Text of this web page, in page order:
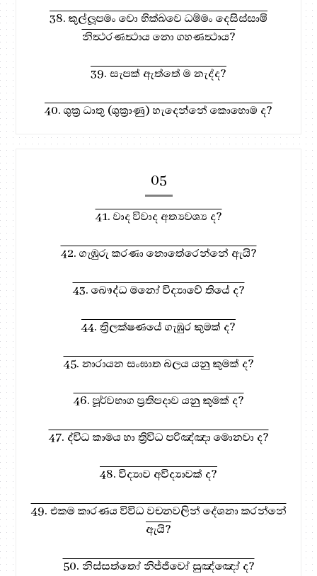
38. කුල්ලූපමං වො භික්‍ඛවෙ ධම්මං දෙසිස්සාමි
නිත්‍ථරණත්‍ථාය නො ගහණත්‍ථාය?
39. සැපක් ඇත්තේ ම නැද්ද?
40. ශුක්‍ර ධාතු (ශුක්‍රාණු) හැදෙන්නේ කොහොම ද?
05
41. වාද විවාද අත්‍යවශ්‍ය ද?
42. ගැඹුරු කරණා නොතේරෙන්නේ ඇයි?
43. බෞද්ධ මනෝ විද්‍යාවේ තියේ ද?
44. ත්‍රිලක්ෂණයේ ගැඹුර කුමක් ද?
45. නාරායන සංඝාත බලය යනු කුමක් ද?
46. පූර්වභාග ප්‍රතිපදාව යනු කුමක් ද?
47. ද්විධ කාමය හා ත්‍රිවිධ පරිඤ්ඤා මොනවා ද?
48. විද්‍යාව අවිද්‍යාවක් ද?
49. එකම කාරණය විවිධ වචනවලින් දේශනා කරන්නේ
ඇයි?
50. නිස්සත්තෝ නිජ්ජීවෝ සුඤ්ඤෝ ද?